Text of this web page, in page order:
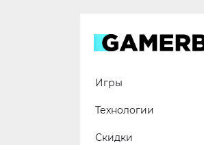
Игры
Технологии
Скидки